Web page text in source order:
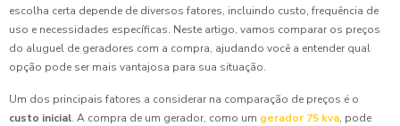
escolha certa depende de diversos fatores, incluindo custo, frequência de
uso e necessidades específicas. Neste artigo, vamos comparar os preços
do aluguel de geradores com a compra, ajudando você a entender qual
opção pode ser mais vantajosa para sua situação.
Um dos principais fatores a considerar na comparação de preços é o
custo inicial. A compra de um gerador, como um gerador 75 kva, pode